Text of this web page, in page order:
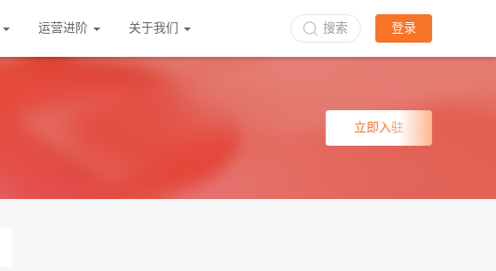
运营进阶 关于我们 搜索 登录
立即入驻